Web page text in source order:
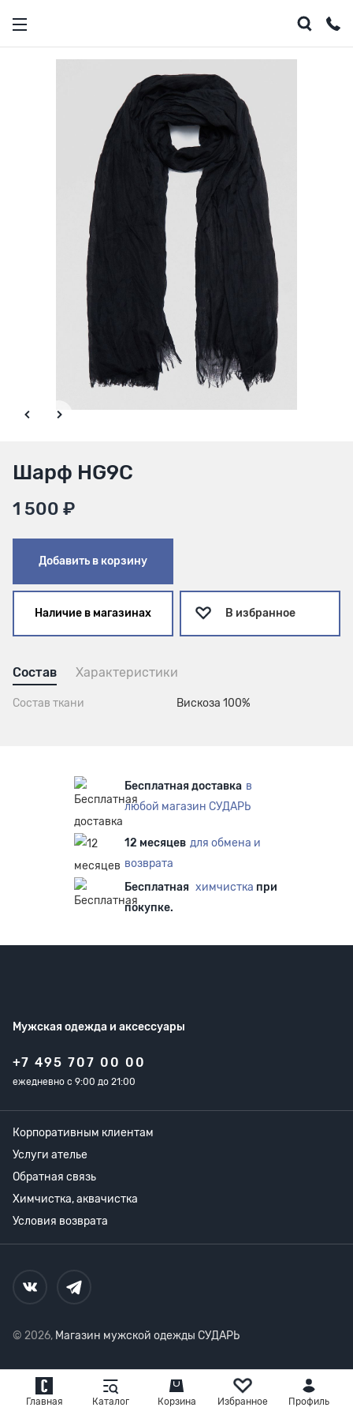
Главная Каталог Корзина Избранное Профиль
Шарф HG9C
1 500 ₽
Добавить в корзину
Наличие в магазинах В избранное
Состав Характеристики
Состав ткани Вискоза 100%
Бесплатная доставка в
любой магазин СУДАРЬ
12 месяцев для обмена и
возврата
Бесплатная химчистка при
покупке.
Мужская одежда и аксессуары
+7 495 707 00 00
ежедневно с 9:00 до 21:00
Корпоративным клиентам
Услуги ателье
Обратная связь
Химчистка, аквачистка
Условия возврата
© 2026, Магазин мужской одежды СУДАРЬ